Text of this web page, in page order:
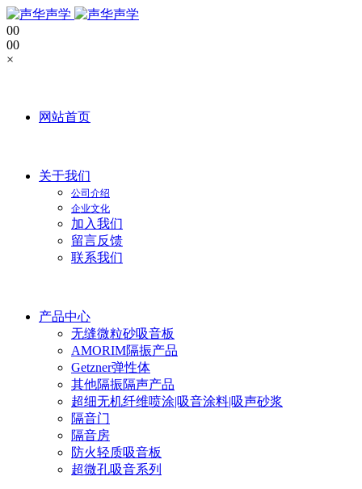
00
00
×
网站首页
关于我们
公司介绍
企业文化
加入我们
留言反馈
联系我们
产品中心
无缝微粒砂吸音板
AMORIM隔振产品
Getzner弹性体
其他隔振隔声产品
超细无机纤维喷涂|吸音涂料|吸声砂浆
隔音门
隔音房
防火轻质吸音板
超微孔吸音系列